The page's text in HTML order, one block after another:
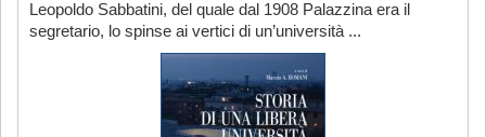
Leopoldo Sabbatini, del quale dal 1908 Palazzina era il
segretario, lo spinse ai vertici di un’università ...